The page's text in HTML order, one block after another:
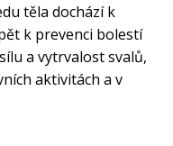
těla dochází k
k prevenci bolestí
a vytrvalost svalů,
aktivitách a v